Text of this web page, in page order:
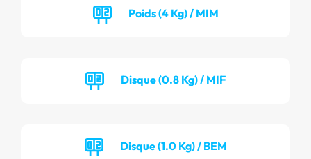
Poids (4 Kg) / MIM
Disque (0.8 Kg) / MIF
Disque (1.0 Kg) / BEM